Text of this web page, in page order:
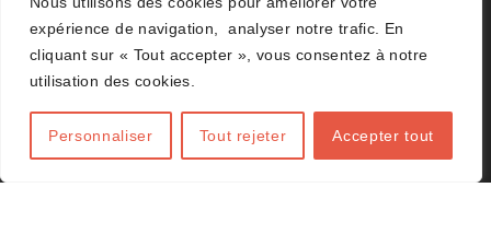
expérience de navigation, analyser notre trafic. En
cliquant sur « Tout accepter », vous consentez à notre
utilisation des cookies.
Personnaliser Tout rejeter Accepter tout